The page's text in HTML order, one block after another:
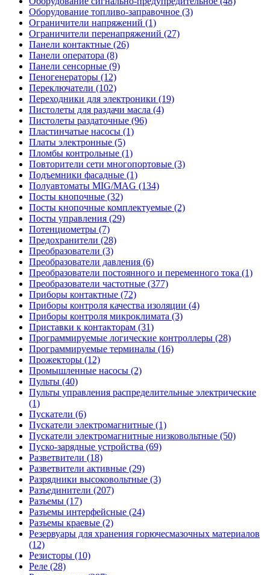
Оборудование топливо-заправочное (3)
Ограничители напряжений (1)
Ограничители перенапряжений (27)
Панели контактные (26)
Панели оператора (8)
Панели сенсорные (9)
Пеногенераторы (12)
Переключатели (102)
Переходники для электроники (19)
Пистолеты для раздачи масла (4)
Пистолеты раздаточные (96)
Пластинчатые насосы (1)
Платы электронные (5)
Пломбы контрольные (1)
Повторители сети многопортовые (3)
Подъемники фасадные (1)
Полуавтоматы MIG/MAG (134)
Посты кнопочные (32)
Посты кнопочные комплектуемые (2)
Посты управления (29)
Потенциометры (7)
Предохранители (28)
Преобразователи (3)
Преобразователи давления (6)
Преобразователи постоянного и переменного тока (1)
Преобразователи частотные (377)
Приборы контактные (72)
Приборы контроля качества изоляции (4)
Приборы контроля микроклимата (3)
Приставки к контакторам (31)
Программируемые логические контроллеры (28)
Программируемые терминалы (16)
Прожекторы (12)
Промышленные насосы (2)
Пульты (40)
Пульты управления распределительные электрические
(1)
Пускатели (6)
Пускатели электромагнитные (1)
Пускатели электромагнитные низковольтные (50)
Пуско-зарядные устройства (69)
Разветвители (18)
Разветвители активные (29)
Разрядники высоковольтные (3)
Разъединители (207)
Разъемы (17)
Разъемы интерфейсные (24)
Разъемы краевые (2)
Резервуары для хранения горючесмазочных материалов
(12)
Резисторы (10)
Реле (28)